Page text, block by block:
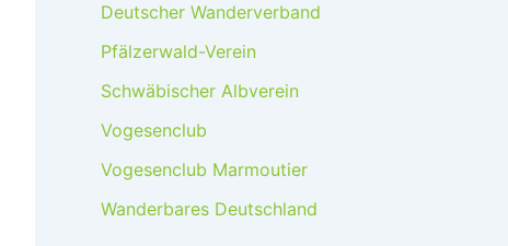
Deutscher Wanderverband
Pfälzerwald-Verein
Schwäbischer Albverein
Vogesenclub
Vogesenclub Marmoutier
Wanderbares Deutschland